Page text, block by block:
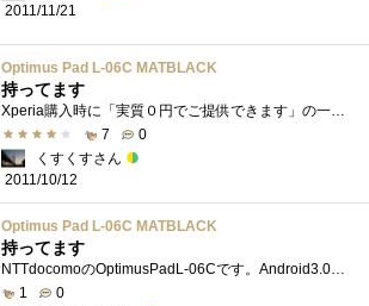
2011/11/21
Optimus Pad L-06C MATBLACK
持ってます
Xperia購入時に「実質０円でご提供できます」の一言につられて購入しました。GalaxyTabよりは大きな画面で、OSのバージョンも３のためか、とても快...
7
0
くすくすさん
2011/10/12
Optimus Pad L-06C MATBLACK
持ってます
NTTdocomoのOptimusPadL-06Cです。Android3.0で完全なマルチタスクでサクサク動作します。
1
0